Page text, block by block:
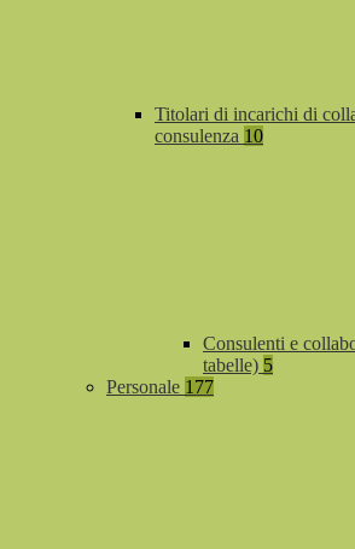
Titolari di incarichi di
consulenza 10
Consulenti e
tabelle) 5
Personale 177